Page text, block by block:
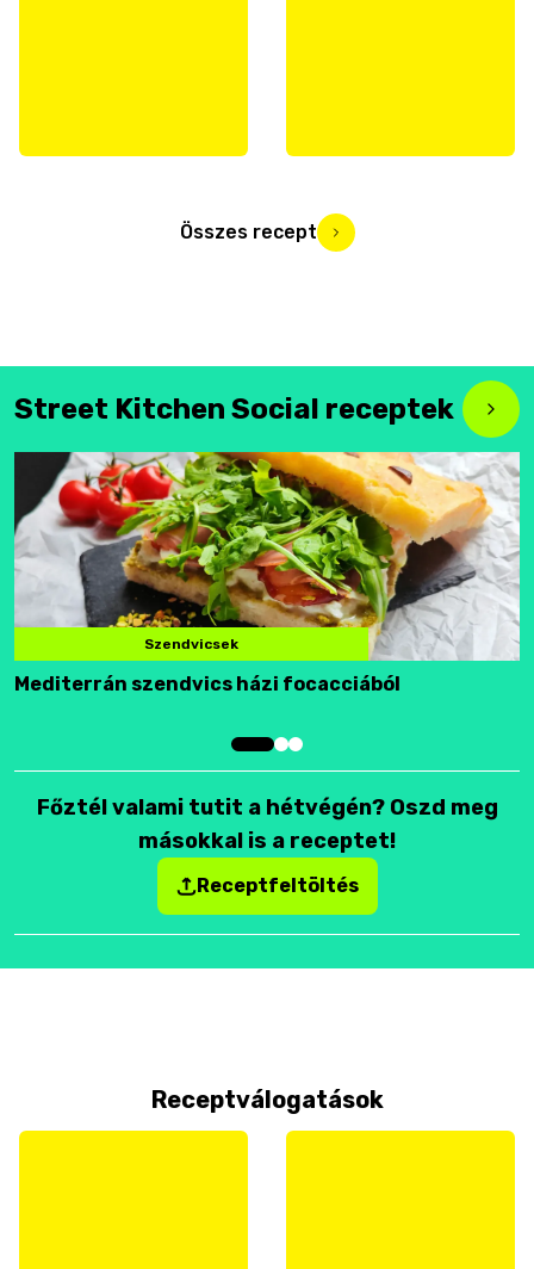
Összes recept
Street Kitchen Social receptek
Szendvicsek
Mediterrán szendvics házi focacciából
Főztél valami tutit a hétvégén? Oszd meg
másokkal is a receptet!
Receptfeltöltés
Receptválogatások